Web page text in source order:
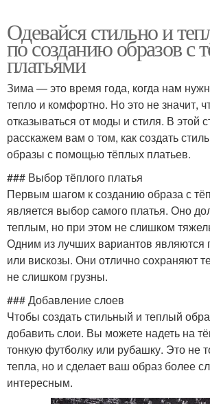
Одевайся стильно и
по созданию образов с
платьями
Зима — это время года, когда нам
тепло и комфортно. Но это не значит,
отказываться от моды и стиля. В этой
расскажем вам о том, как создать
образы с помощью тёплых платьев.
### Выбор тёплого платья
Первым шагом к созданию образа с
является выбор самого платья. Оно
теплым, но при этом не слишком
Одним из лучших вариантов являются
или вискозы. Они отлично сохраняют
не слишком грузны.
### Добавление слоев
Чтобы создать стильный и теплый
добавить слои. Вы можете надеть на
тонкую футболку или рубашку. Это не
тепла, но и сделает ваш образ более
интересным.